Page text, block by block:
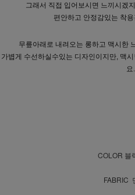
그래서 직접 입어보시면 느끼시겠
편안하고 안정감있는 착
무릎아래로 내려오는 롱하고 맥시한
가볍게 수선하실수있는 디자인이지만, 맥
요.
COLOR 블
FABRIC